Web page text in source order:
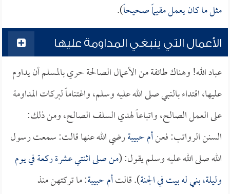
مثل ما كان يعمل مقيماً صحيحاً).
الأعمال التي ينبغي المداومة عليها
عباد الله! وهناك طائفة من الأعمال الصالحة حري بالمسلم أن يداوم
عليها، اقتداء بالنبي صلى الله عليه وسلم، واغتناماً لبركات المداومة
على العمل الصالح، واتباعاً لهدي السلف الصالح، ومن ذلك:
السنن الرواتب: فعنأم حبيبةرضي الله عنها قالت: سمعت رسول
الله صلى الله عليه وسلم يقول: (من صلى اثنتي عشرة ركعة في يوم
وليلة، بني له بيت في الجنة). قالتأم حبيبة: ما تركتهن منذ